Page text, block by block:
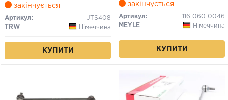
закінчується
Артикул:
JTS408
TRW
Німеччина
КУПИТИ
закінчується
Артикул:
116 060 0046
MEYLE
Німеччина
КУПИТИ